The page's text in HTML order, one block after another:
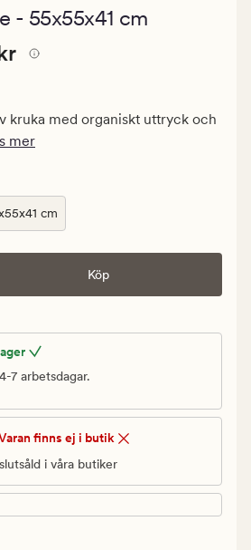
- 55x55x41 cm
2 099,94 kr
kr
kruka med organiskt uttryck och
mer
cm
Köp
7 arbetsdagar.
finns ej i butik
i våra butiker